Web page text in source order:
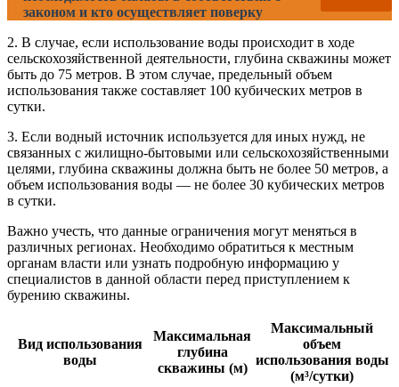
законом и кто осуществляет поверку
2. В случае, если использование воды происходит в ходе
сельскохозяйственной деятельности, глубина скважины может
быть до 75 метров. В этом случае, предельный объем
использования также составляет 100 кубических метров в
сутки.
3. Если водный источник используется для иных нужд, не
связанных с жилищно-бытовыми или сельскохозяйственными
целями, глубина скважины должна быть не более 50 метров, а
объем использования воды — не более 30 кубических метров
в сутки.
Важно учесть, что данные ограничения могут меняться в
различных регионах. Необходимо обратиться к местным
органам власти или узнать подробную информацию у
специалистов в данной области перед приступлением к
бурению скважины.
Вид использования
воды
Максимальная
глубина
скважины (м)
Максимальный
объем
использования воды
(м³/сутки)